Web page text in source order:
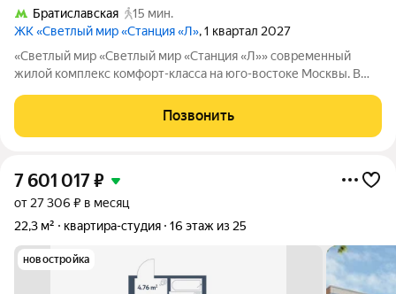
Братиславская
15 мин.
ЖК «Светлый мир «Станция «Л», 1 квартал 2027
«Светлый мир «Светлый мир «Станция «Л»» современный
жилой комплекс комфорт-класса на юго-востоке Москвы. В
благоустроенные дворы без машин, детские игровые
комплексы, спортивные площадки и многое другое.
Позвонить
7 601 017₽
от 27 306 ₽ в месяц
22,3 м²
квартира-студия 16 этаж из 25
новостройка